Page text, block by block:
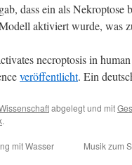
dass ein als Nekroptose
aktiviert wurde, was
necroptosis in
veröffentlicht. Ein
abgelegt und mit
.
mit Wasser
Musik zum